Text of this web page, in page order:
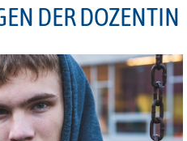
DER DOZENTIN